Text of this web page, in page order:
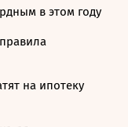
в этом году
на ипотеку